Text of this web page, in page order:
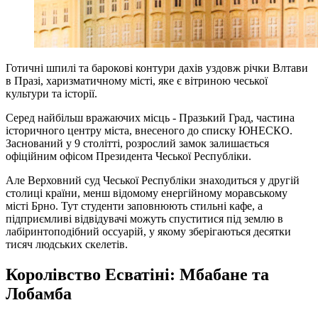
Готичні шпилі та барокові контури дахів уздовж річки Влтави
в Празі, харизматичному місті, яке є вітриною чеської
культури та історії.
Серед найбільш вражаючих місць - Празький Град, частина
історичного центру міста, внесеного до списку ЮНЕСКО.
Заснований у 9 столітті, розрослий замок залишається
офіційним офісом Президента Чеської Республіки.
Але Верховний суд Чеської Республіки знаходиться у другій
столиці країни, менш відомому енергійному моравському
місті Брно. Тут студенти заповнюють стильні кафе, а
підприємливі відвідувачі можуть спуститися під землю в
лабіринтоподібний оссуарій, у якому зберігаються десятки
тисяч людських скелетів.
Королівство Есватіні: Мбабане та
Лобамба